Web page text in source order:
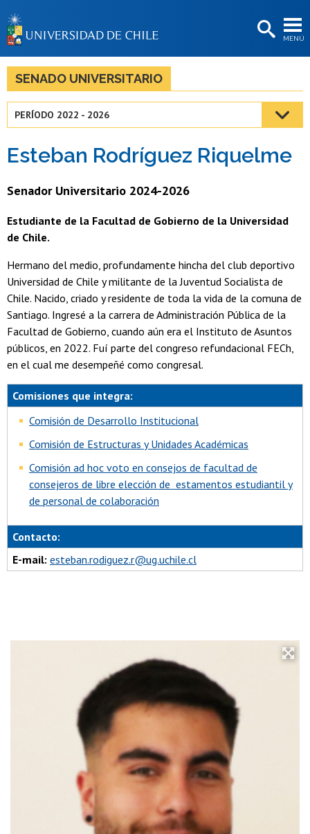
MENÚ
BIBLIOTECAS
LA UNIVERSIDAD
Estudiantes
Académicas/os
Funcionarias/os
SENADO UNIVERSITARIO
PERÍODO 2022 - 2026
Esteban Rodríguez Riquelme
Senador Universitario 2024-2026
Estudiante de la Facultad de Gobierno de la Universidad
de Chile.
Hermano del medio, profundamente hincha del club deportivo
Universidad de Chile y militante de la Juventud Socialista de
Chile. Nacido, criado y residente de toda la vida de la comuna de
Santiago. Ingresé a la carrera de Administración Pública de la
Facultad de Gobierno, cuando aún era el Instituto de Asuntos
públicos, en 2022. Fuí parte del congreso refundacional FECh,
en el cual me desempeñé como congresal.
Comisiones que integra:
Comisión de Desarrollo Institucional
Comisión de Estructuras y Unidades Académicas
Comisión ad hoc voto en consejos de facultad de
consejeros de libre elección de estamentos estudiantil y
de personal de colaboración
Contacto:
E-mail: esteban.rodiguez.r@ug.uchile.cl